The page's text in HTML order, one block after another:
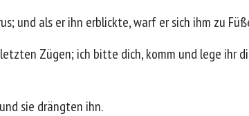
und als er ihn erblickte, warf er sich ihm zu
Zügen; ich bitte dich, komm und lege ihr
sie drängten ihn.